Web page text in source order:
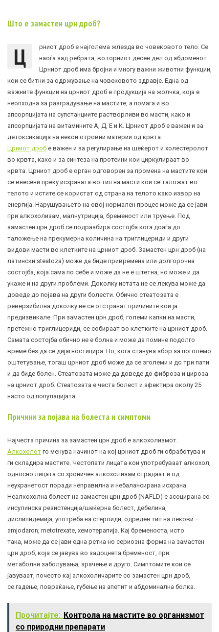
Што е замастен црн дроб?
Ц рниот дроб е најголема жлезда во човековото тело. Се
наоѓа зад ребрата, во горниот десен дел од абдоменот.
Црниот дроб има бројни и многу важни животни функции,
кои се битни за одржување на човековото здравје. Една од
важните функции на црниот дроб е продукција на жолчка, која е
неопходна за разградување на мастите, а помага и во
апсорпцијата на супстанциите растворливи во масти, како и
апсорпцијата на витамините А, Д, Е и К. Црниот дроб е важен и за
детоксикација на некои отровни материи од крвта.
Црниот дроб е важен и за регулирање на шеќерот и холестеролот
во крвта, како и за синтеза на протеини кои циркулираат во
крвта. Црниот дроб е орган одговорен за промена на мастите кои
се внесени преку исхраната во тип на масти кои се таложат во
телото и истите се користат од страна на телото како извор на
енергија. Нарушувањето на овој нормален процес може да се јави
при алкохолизам, малнутриција, бременост или труење. Под
замастен црн дроб се подразбира состојба кога доаѓа до
таложење на прекумерна количина на триглицериди и други
видови масти во клетките на црниот дроб. Замастен црн дроб (на
латински steatoza) може да биде привремена или долгорочна
состојба, која сама по себе и може да не е штетна, но може и да
укаже и на други проблеми. Доколку истата не се лекува може да
доведе до појава на други болести. Обично стеатозата е
реверзибилна доколку не се отстранат причините кои ја
предизвикале. При замастен црн дроб, големи капки на масти,
претежно триглицериди, се собираат во клетките на црниот дроб.
Самата состојба обично не е болна и може да помине подолго
време без да се дијагностицира. Но, кога станува збор за поголемо
оштетување, тогаш црниот дроб може да се зголеми и до три пати
и да биде болен. Стеатозата може да доведе до фиброза и цироза
на црниот дроб. Стеатозата е честа болест и афектира околу 25
насто од популацијата.
Причини за појава на болеста и симптоми
Најчеста причина за замастен црн дроб е алкохолизмот.
Алкохолот го менува начинот на кој црниот дроб ги обработува и
ги складира мастите. Честопати лицата кои употребуваат алкохол,
односно лицата со хроничен алкохолизам страдаат и од
неухранетост поради неправилна и небалансирана исхрана.
Неалкохолна болест на замастен црн дроб (NAFLD) е асоцирана со
инсулинска резистенција/шеќерна болест, дебелина,
дислипидемија, употреба на стероиди, одреден тип на лекови –
amjodaron, metotrexate, хемотерапија. Кај бременоста, исто
така, може да се јави една ретка но сериозна форма на замастен
црн дроб, која се јавува во задоцнета бременост, при
метаболни заболувања, зрачење и друго. Симптомите кои се
јавуваат, почесто кај алкохоличарите со замастен црн дроб,
се гадење, повраќање, губење на апетит и абдоминална болка.
Прочитајте: Контрола на мастите во организмот
со природни препарати